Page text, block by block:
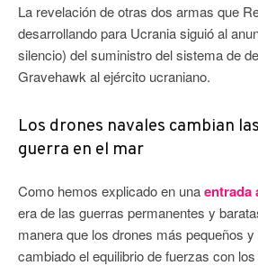
La revelación de otras dos armas que
desarrollando para Ucrania siguió al
silencio) del suministro del sistema de
Gravehawk al ejército ucraniano.
Los drones navales cambian
guerra en el mar
Como hemos explicado en unaentrada
era de las guerras permanentes y
manera que los drones más pequeños
cambiado el equilibrio de fuerzas con